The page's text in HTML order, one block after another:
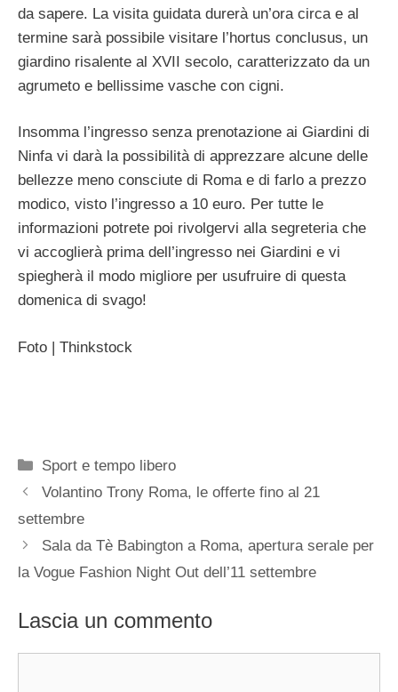
da sapere. La visita guidata durerà un’ora circa e al
termine sarà possibile visitare l’hortus conclusus, un
giardino risalente al XVII secolo, caratterizzato da un
agrumeto e bellissime vasche con cigni.
Insomma l’ingresso senza prenotazione ai Giardini di
Ninfa vi darà la possibilità di apprezzare alcune delle
bellezze meno consciute di Roma e di farlo a prezzo
modico, visto l’ingresso a 10 euro. Per tutte le
informazioni potrete poi rivolgervi alla segreteria che
vi accoglierà prima dell’ingresso nei Giardini e vi
spiegherà il modo migliore per usufruire di questa
domenica di svago!
Foto | Thinkstock
Categorie
Sport e tempo libero
Volantino Trony Roma, le offerte fino al 21
settembre
Sala da Tè Babington a Roma, apertura serale per
la Vogue Fashion Night Out dell’11 settembre
Lascia un commento